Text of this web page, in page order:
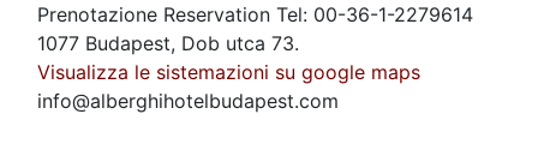
Prenotazione Reservation Tel: 00-36-1-2279614
1077 Budapest, Dob utca 73.
Visualizza le sistemazioni su google maps
info@alberghihotelbudapest.com